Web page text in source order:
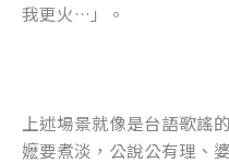
我更火…」。
上述場景就像是台語歌謠
嬷要煮淡，公說公有理、